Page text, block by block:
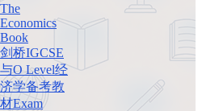
The
Economics
Book
剑桥IGCSE
与O Level经
济学备考教
材Exam